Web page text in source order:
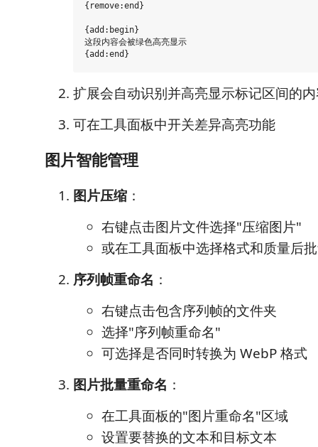
{remove:end}
{add:begin}
这段内容会被绿色高亮显示
扩展会自动识别并高亮显示标记区间的
可在工具面板中开关差异高亮功能
图片智能管理
图片压缩 ：
右键点击图片文件选择"压缩图片"
或在工具面板中选择格式和质量后
序列帧重命名 ：
右键点击包含序列帧的文件夹
选择"序列帧重命名"
可选择是否同时转换为 WebP 格式
图片批量重命名 ：
在工具面板的"图片重命名"区域
设置要替换的文本和目标文本